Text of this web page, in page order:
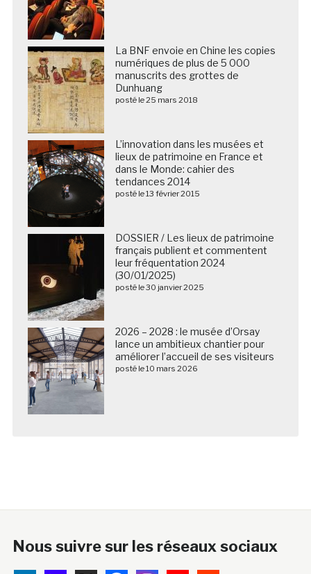
La BNF envoie en Chine les copies
numériques de plus de 5 000
manuscrits des grottes de
Dunhuang
posté le 25 mars 2018
L’innovation dans les musées et
lieux de patrimoine en France et
dans le Monde: cahier des
tendances 2014
posté le 13 février 2015
DOSSIER / Les lieux de patrimoine
français publient et commentent
leur fréquentation 2024
(30/01/2025)
posté le 30 janvier 2025
2026 – 2028 : le musée d’Orsay
lance un ambitieux chantier pour
améliorer l’accueil de ses visiteurs
posté le 10 mars 2026
Nous suivre sur les réseaux sociaux